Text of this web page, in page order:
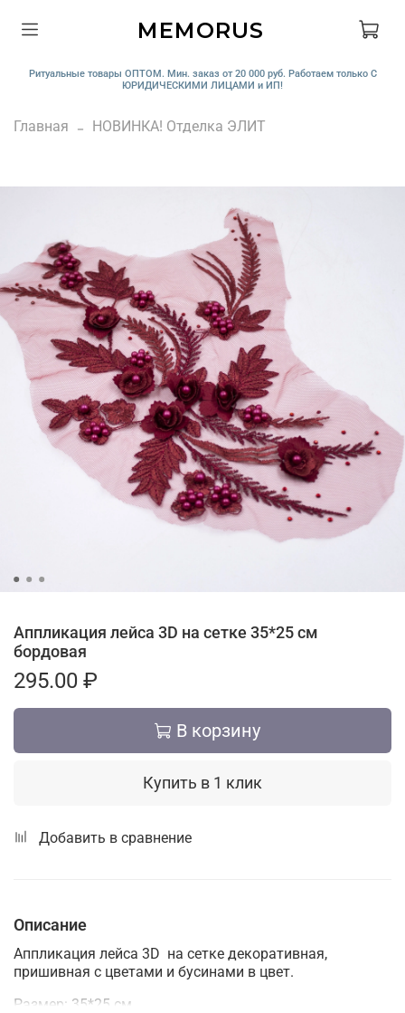
MEMORUS
Ритуальные товары ОПТОМ. Мин. заказ от 20 000 руб. Работаем только С
ЮРИДИЧЕСКИМИ ЛИЦАМИ и ИП!
Главная НОВИНКА! Отделка ЭЛИТ
Аппликация лейса 3D на сетке 35*25 см
бордовая
295.00 ₽
В корзину
Купить в 1 клик
Добавить в сравнение
Описание
Аппликация лейса 3D на сетке декоративная,
пришивная с цветами и бусинами в цвет.
Размер: 35*25 см